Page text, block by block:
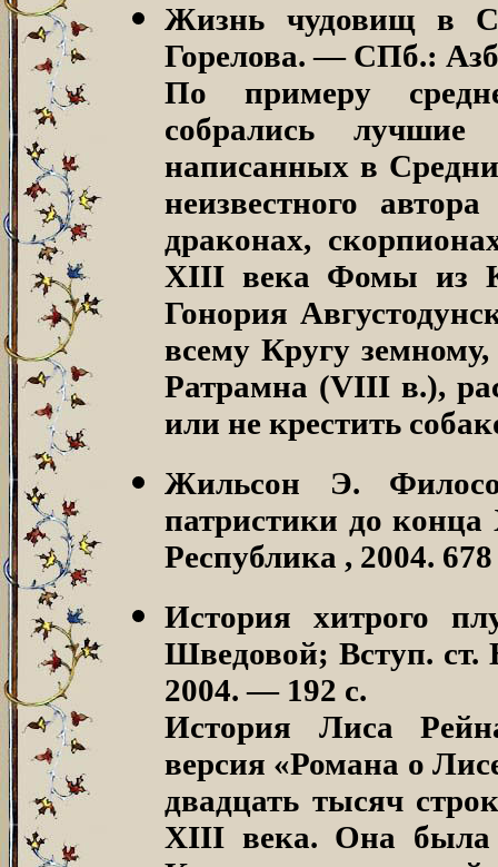
Жизнь чудовищ в
Горелова. — СПб.:
По примеру
собрались
написанных в
неизвестного
драконах,
XIII века Фомы из
Гонория
всему Кругу
Ратрамна (VIII в.),
или не крестить
Жильсон Э.
патристики до
Республика , 2004. 678
История хитрого
Шведовой; Вступ.
2004. — 192 с.
История Лиса
версия «Романа о
двадцать тысяч
XIII века. Она была